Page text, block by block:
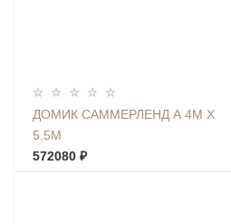
ДОМИК САММЕРЛЕНД А 4М Х
5.5М
572080 ₽